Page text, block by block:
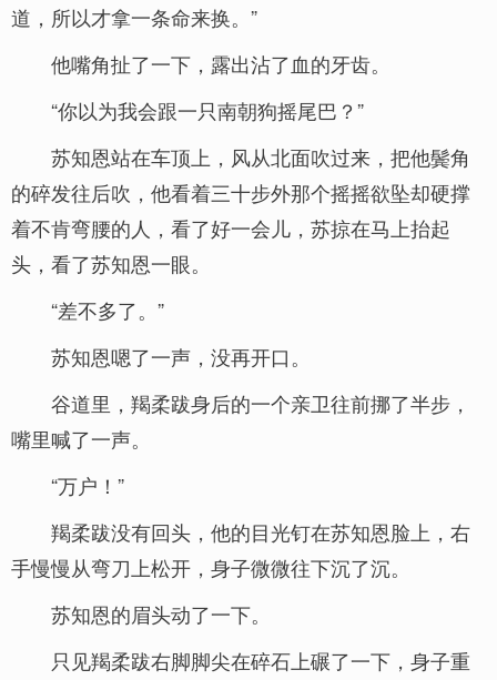
道，所以才拿一条命来换。”
他嘴角扯了一下，露出沾了血的牙齿。
“你以为我会跟一只南朝狗摇尾巴？”
苏知恩站在车顶上，风从北面吹过来，把他鬓角
的碎发往后吹，他看着三十步外那个摇摇欲坠却硬撑
着不肯弯腰的人，看了好一会儿，苏掠在马上抬起
头，看了苏知恩一眼。
“差不多了。”
苏知恩嗯了一声，没再开口。
谷道里，羯柔跋身后的一个亲卫往前挪了半步，
嘴里喊了一声。
“万户！”
羯柔跋没有回头，他的目光钉在苏知恩脸上，右
手慢慢从弯刀上松开，身子微微往下沉了沉。
苏知恩的眉头动了一下。
只见羯柔跋右脚脚尖在碎石上碾了一下，身子重